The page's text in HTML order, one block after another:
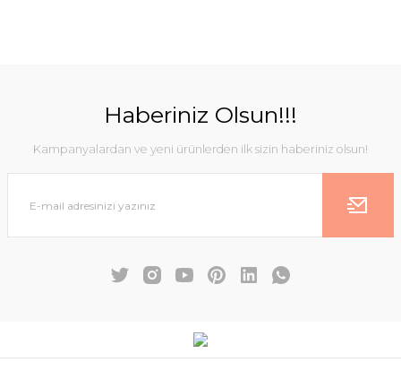
Haberiniz Olsun!!!
Kampanyalardan ve yeni ürünlerden ilk sizin haberiniz olsun!